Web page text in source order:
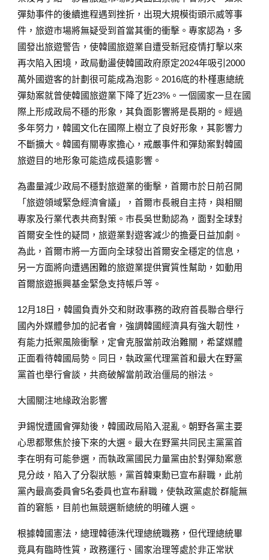
彈劾事件的後續進程遇到挫折，出現大規模街頭示威等事
件，旅遊市場將無疑受到首當其衝的衝擊。專家認為，多
國發出旅遊警告，使韓國旅遊業自遭受新冠疫情打擊以來
再次陷入困境，政局動盪使韓國政府原定2024年吸引2000
萬外國遊客的計劃很可能成為泡影。2016底的朴槿惠總統
彈劾案就曾使韓國旅遊業下降了近23%。一個國家一旦在國
際上形成政局不穩的形象，其負面影響將是長期的。經過
多年努力，韓國文化在國際上樹立了良好形象，其影響力
不斷擴大。韓國有關專家擔心，戒嚴事件和彈劾案對韓國
旅遊目的地形象可能造成長遠影響。
為盡量減少政局不穩對旅遊業的衝擊，首爾市於日前召開
「旅遊領域緊急經濟會議」，首爾市長親自主持，與相關
專家及行業代表共商對策。市長吳世勳認為，面對全球對
首爾安全性的疑問，旅遊業對遊客減少的擔憂日益加劇。
為此，首爾市將一方面向全球發出首爾安全穩定的信息，
另一方面將向遭遇困難的旅遊業提供實質性幫助，如動用
首爾旅遊振興基金緊急支持帳戶等。
12月18日，韓國負責外交和財政事務的政府首長聯合舉行
國內外媒體參加的記者會，強調韓國經濟具有強大韌性，
有能力抵禦風險衝擊，定會克服當前政治難關，希望媒體
正面看待韓國局勢。同日，執政黨代理黨首和最大在野黨
黨首也舉行會談，共商破解當前政治僵局的辦法。
大國關注地緣政治影響
尹錫悅遭國會彈劾後，韓國政局陷入混亂。朝野各黨主要
心思都聚焦於接下來的大選。最大在野黨共同民主黨黨首
李在明有可能參選，而執政黨國民力量黨由於對彈劾案意
見分歧，陷入了分裂狀態，黨首韓東勳已宣布辭職，此前
黨內最高委員會5名委員也宣布辭職，使執政黨處於群龍無
首的窘態，目前也無競選新總統的明確人選。
根據韓國憲法，總理韓德洙代理總統職務，但代理總統畢
竟具有臨時性質，政務運行、國家治理等處於非正常狀